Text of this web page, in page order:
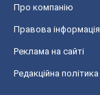
Про компанію
Правова інформація
Реклама на сайті
Редакційна політика